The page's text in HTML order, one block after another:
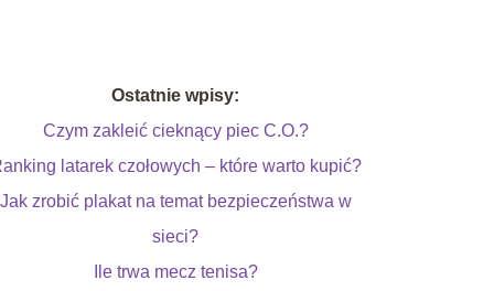
Ostatnie wpisy:
Czym zakleić cieknący piec C.O.?
latarek czołowych – które warto kupić?
Jak zrobić plakat na temat bezpieczeństwa w
sieci?
Ile trwa mecz tenisa?